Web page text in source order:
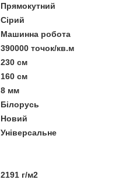
Прямокутний
Сірий
Машинна робота
390000 точок/кв.м
230 см
160 см
8 мм
Білорусь
Новий
Універсальне
2191 г/м2